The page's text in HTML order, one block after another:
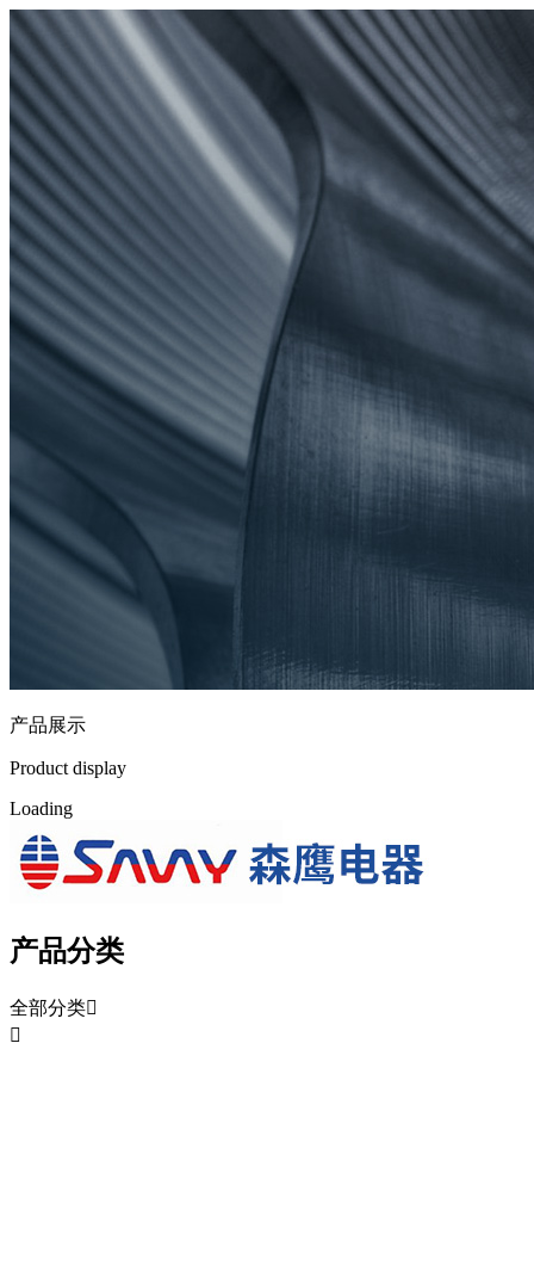
产品展示
Product display
Loading
产品分类
全部分类
